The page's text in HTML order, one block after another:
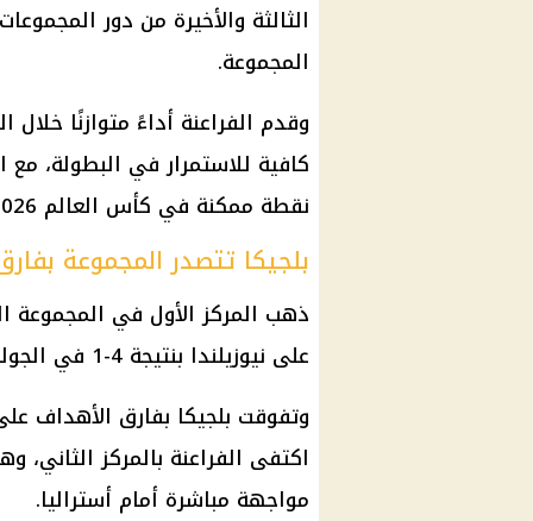
الثالثة والأخيرة من دور
المجموعة.
وقدم الفراعنة أداءً متوازنًا خلال
كافية للاستمرار في البطولة،
نقطة ممكنة في كأس العالم 2026
بلجيكا تتصدر المجموعة
ذهب المركز الأول في المجموعة
على نيوزيلندا بنتيجة 4-1 في الجولة الأخيرة.
وتفوقت بلجيكا بفارق الأهداف
مواجهة مباشرة أمام أستراليا.